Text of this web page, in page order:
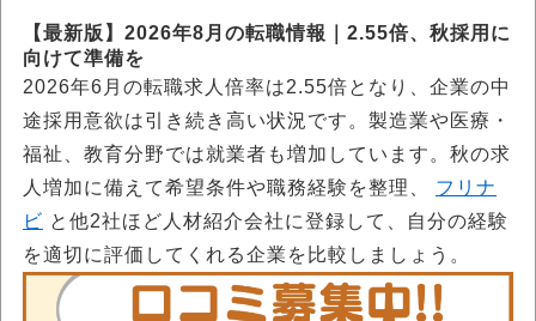
【最新版】2026年8月の転職情報｜2.55倍、秋採用に
向けて準備を
2026年6月の転職求人倍率は2.55倍となり、企業の中
途採用意欲は引き続き高い状況です。製造業や医療・
福祉、教育分野では就業者も増加しています。秋の求
人増加に備えて希望条件や職務経験を整理、 フリナ
ビ と他2社ほど人材紹介会社に登録して、自分の経験
を適切に評価してくれる企業を比較しましょう。